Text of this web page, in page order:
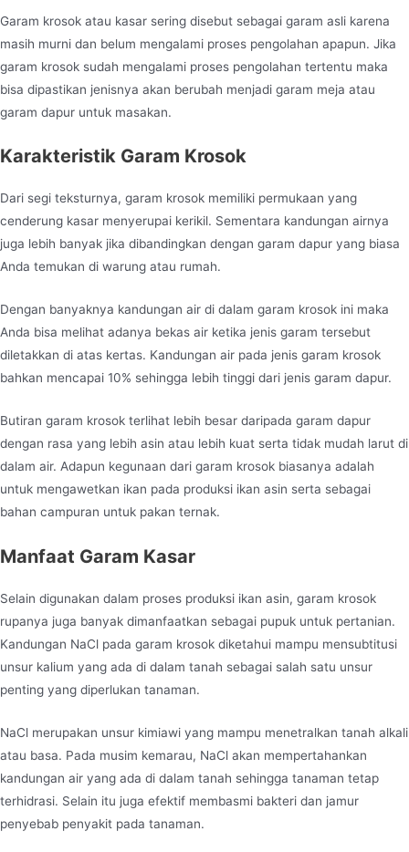
Garam krosok atau kasar sering disebut sebagai garam asli karena
masih murni dan belum mengalami proses pengolahan apapun. Jika
garam krosok sudah mengalami proses pengolahan tertentu maka
bisa dipastikan jenisnya akan berubah menjadi garam meja atau
garam dapur untuk masakan.
Karakteristik Garam Krosok
Dari segi teksturnya, garam krosok memiliki permukaan yang
cenderung kasar menyerupai kerikil. Sementara kandungan airnya
juga lebih banyak jika dibandingkan dengan garam dapur yang biasa
Anda temukan di warung atau rumah.
Dengan banyaknya kandungan air di dalam garam krosok ini maka
Anda bisa melihat adanya bekas air ketika jenis garam tersebut
diletakkan di atas kertas. Kandungan air pada jenis garam krosok
bahkan mencapai 10% sehingga lebih tinggi dari jenis garam dapur.
Butiran garam krosok terlihat lebih besar daripada garam dapur
dengan rasa yang lebih asin atau lebih kuat serta tidak mudah larut di
dalam air. Adapun kegunaan dari garam krosok biasanya adalah
untuk mengawetkan ikan pada produksi ikan asin serta sebagai
bahan campuran untuk pakan ternak.
Manfaat Garam Kasar
Selain digunakan dalam proses produksi ikan asin, garam krosok
rupanya juga banyak dimanfaatkan sebagai pupuk untuk pertanian.
Kandungan NaCl pada garam krosok diketahui mampu mensubtitusi
unsur kalium yang ada di dalam tanah sebagai salah satu unsur
penting yang diperlukan tanaman.
NaCl merupakan unsur kimiawi yang mampu menetralkan tanah alkali
atau basa. Pada musim kemarau, NaCl akan mempertahankan
kandungan air yang ada di dalam tanah sehingga tanaman tetap
terhidrasi. Selain itu juga efektif membasmi bakteri dan jamur
penyebab penyakit pada tanaman.